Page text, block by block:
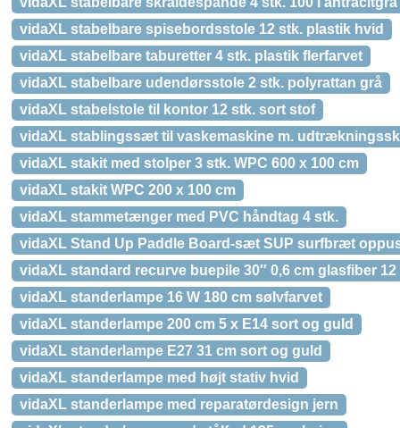
vidaXL stabelbare spisebordsstole 12 stk. plastik hvid
vidaXL stabelbare taburetter 4 stk. plastik flerfarvet
vidaXL stabelbare udendørsstole 2 stk. polyrattan grå
vidaXL stabelstole til kontor 12 stk. sort stof
vidaXL stablingssæt til vaskemaskine m.
vidaXL stakit med stolper 3 stk. WPC 600 x 100 cm
vidaXL stakit WPC 200 x 100 cm
vidaXL stammetænger med PVC håndtag 4 stk.
vidaXL Stand Up Paddle Board-sæt SUP surfbræt
vidaXL standard recurve buepile 30″ 0,6 cm glasfiber 12
vidaXL standerlampe 16 W 180 cm sølvfarvet
vidaXL standerlampe 200 cm 5 x E14 sort og guld
vidaXL standerlampe E27 31 cm sort og guld
vidaXL standerlampe med højt stativ hvid
vidaXL standerlampe med reparatørdesign jern